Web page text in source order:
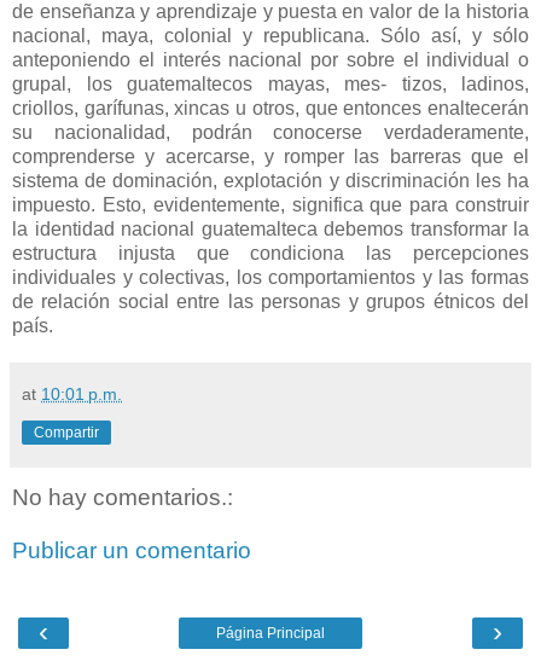
de enseñanza y aprendizaje y puesta en valor de la historia
nacional, maya, colonial y republicana. Sólo así, y sólo
anteponiendo el interés nacional por sobre el individual o
grupal, los guatemaltecos mayas, mes- tizos, ladinos,
criollos, garífunas, xincas u otros, que entonces enaltecerán
su nacionalidad, podrán conocerse verdaderamente,
comprenderse y acercarse, y romper las barreras que el
sistema de dominación, explotación y discriminación les ha
impuesto. Esto, evidentemente, significa que para construir
la identidad nacional guatemalteca debemos transformar la
estructura injusta que condiciona las percepciones
individuales y colectivas, los comportamientos y las formas
de relación social entre las personas y grupos étnicos del
país.
at 10:01 p.m.
Compartir
No hay comentarios.:
Publicar un comentario
‹ ›
Página Principal